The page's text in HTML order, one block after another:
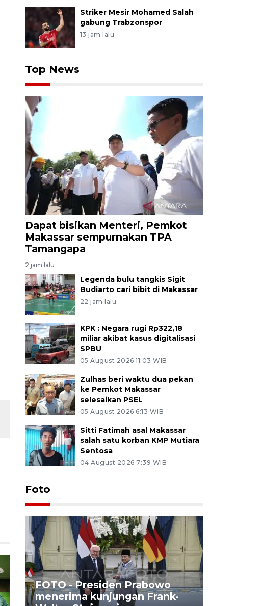
Striker Mesir Mohamed Salah
gabung Trabzonspor
13 jam lalu
Top News
Dapat bisikan Menteri, Pemkot
Makassar sempurnakan TPA
Tamangapa
2 jam lalu
Legenda bulu tangkis Sigit
Budiarto cari bibit di Makassar
22 jam lalu
KPK : Negara rugi Rp322,18
miliar akibat kasus digitalisasi
SPBU
05 August 2026 11:03 WIB
Zulhas beri waktu dua pekan
ke Pemkot Makassar
selesaikan PSEL
05 August 2026 6:13 WIB
Sitti Fatimah asal Makassar
salah satu korban KMP Mutiara
Sentosa
04 August 2026 7:39 WIB
Foto
FOTO - Presiden Prabowo
menerima kunjungan Frank-